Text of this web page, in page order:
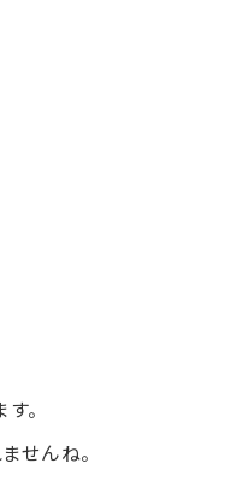
。
せんね。